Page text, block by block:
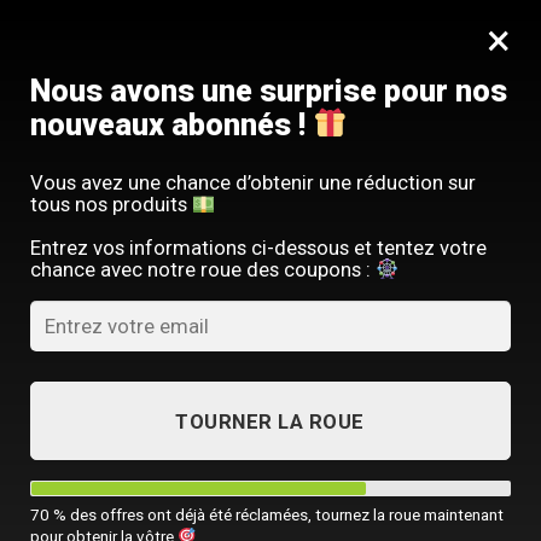
contenu
ACCUEIL / TOUTES NOS SACOCHES HOMME
×
Nous avons une surprise pour nos
nouveaux abonnés !
Vous avez une chance d’obtenir une réduction sur
tous nos produits
Entrez vos informations ci-dessous et tentez votre
chance avec notre roue des coupons :
TOURNER LA ROUE
70 % des offres ont déjà été réclamées, tournez la roue maintenant
pour obtenir la vôtre